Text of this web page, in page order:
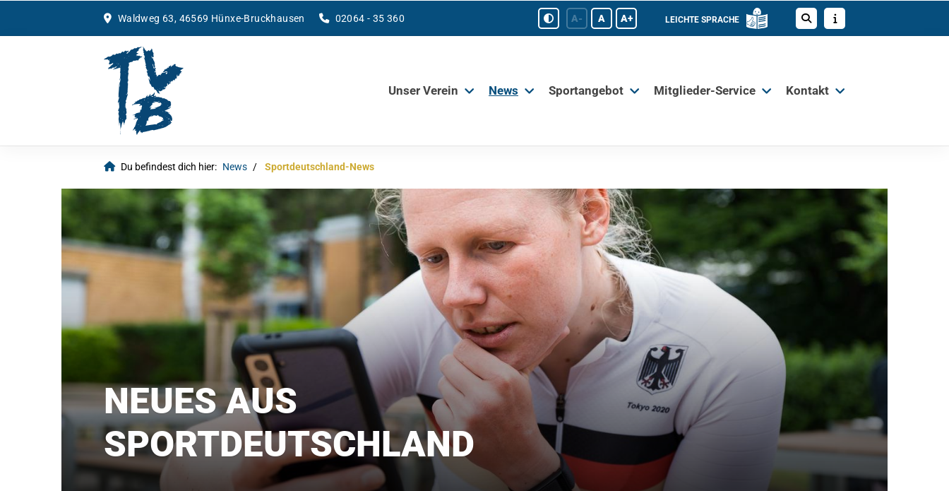
Waldweg 63, 46569 Hünxe-Bruckhausen 02064 - 35 360 A- A A+ LEICHTE SPRACHE
Unser Verein News Sportangebot Mitglieder-Service Kontakt
Du befindest dich hier: News Sportdeutschland-News
NEUES AUS
SPORTDEUTSCHLAND